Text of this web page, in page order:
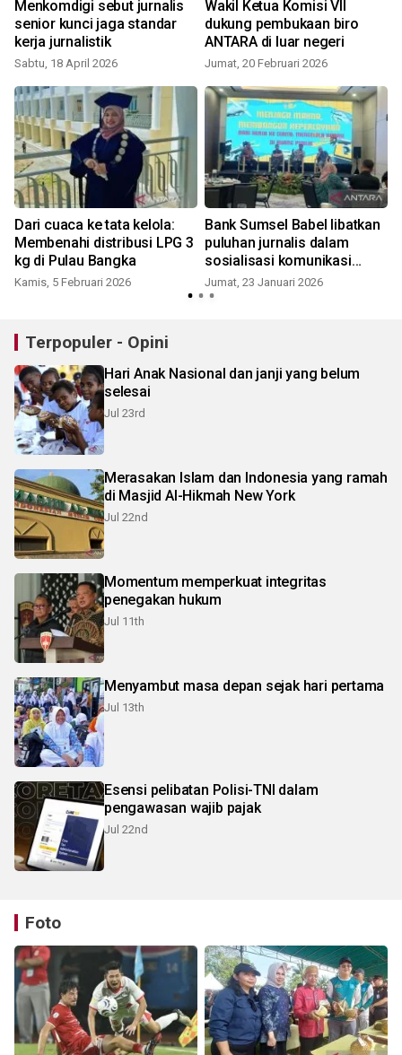
Menkomdigi sebut jurnalis
senior kunci jaga standar
kerja jurnalistik
Sabtu, 18 April 2026
Wakil Ketua Komisi VII
dukung pembukaan biro
ANTARA di luar negeri
Jumat, 20 Februari 2026
Dari cuaca ke tata kelola:
Membenahi distribusi LPG 3
kg di Pulau Bangka
Kamis, 5 Februari 2026
Bank Sumsel Babel libatkan
puluhan jurnalis dalam
sosialisasi komunikasi
perusahaan
Jumat, 23 Januari 2026
Terpopuler - Opini
Hari Anak Nasional dan janji yang belum
selesai
Jul 23rd
Merasakan Islam dan Indonesia yang ramah
di Masjid Al-Hikmah New York
Jul 22nd
Momentum memperkuat integritas
penegakan hukum
Jul 11th
Menyambut masa depan sejak hari pertama
Jul 13th
Esensi pelibatan Polisi-TNI dalam
pengawasan wajib pajak
Jul 22nd
Foto